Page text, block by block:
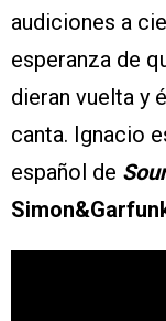
audiciones a
esperanza de
dieran vuelta y
canta. Ignacio
español de